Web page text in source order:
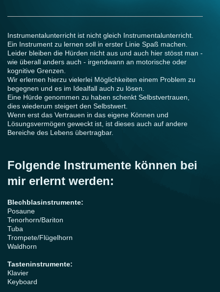
Instrumentalunterricht ist nicht gleich Instrumentalunterricht.
Ein Instrument zu lernen soll in erster Linie Spaß machen.
Leider bleiben die Hürden nicht aus und auch hier stösst man -
wie überall anders auch - irgendwann an motorische oder
kognitive Grenzen.
Wir erlernen hierzu vielerlei Möglichkeiten einem Problem zu
begegnen und es im Idealfall auch zu lösen.
Eine Hürde genommen zu haben schenkt Selbstvertrauen,
dies wiederum steigert den Selbstwert.
Wenn erst das Vertrauen in das eigene Können und
Lösungsvermögen geweckt ist, ist dieses auch auf andere
Bereiche des Lebens übertragbar.
Folgende Instrumente können bei
mir erlernt werden:
Blechblasinstrumente:
Posaune
Tenorhorn/Bariton
Tuba
Trompete/Flügelhorn
Waldhorn
Tasteninstrumente:
Klavier
Keyboard